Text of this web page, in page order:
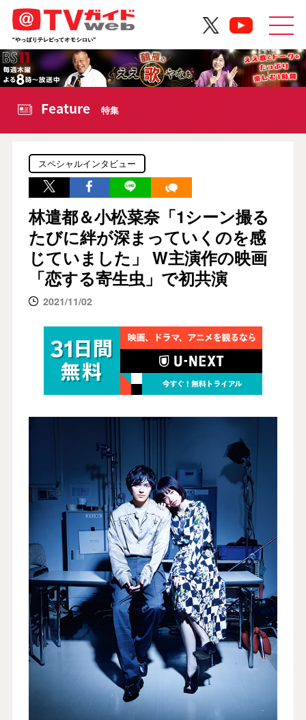
Feature 特集
スペシャルインタビュー
林遣都＆小松菜奈「1シーン撮る
たびに絆が深まっていくのを感
じていました」 W主演作の映画
「恋する寄生虫」で初共演
2021/11/02